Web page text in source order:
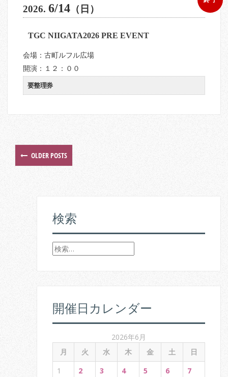
2026. 6/14 （日）
TGC NIIGATA2026 PRE EVENT
会場：古町ルフル広場
開演：１２：００
要整理券
P OLDER POSTS
検索
検
索
:
開催日カレンダー
2026年6月
月
火 水 木 金 土 日
1 2 3 4 5 6
7